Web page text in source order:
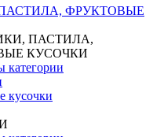
ФРУКТОВЫЕ
ПАСТИЛА,
КУСОЧКИ
категории
кусочки